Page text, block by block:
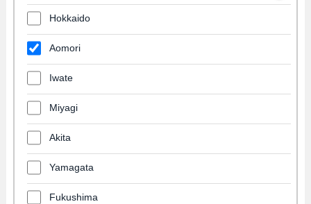
Hokkaido
Aomori
Iwate
Miyagi
Akita
Yamagata
Fukushima